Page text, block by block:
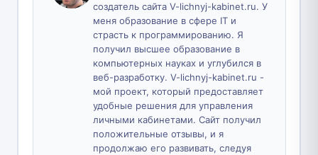
создатель сайта V-lichnyj-kabinet.ru. У
меня образование в сфере IT и
страсть к программированию. Я
получил высшее образование в
компьютерных науках и углубился в
веб-разработку. V-lichnyj-kabinet.ru -
мой проект, который предоставляет
удобные решения для управления
личными кабинетами. Сайт получил
положительные отзывы, и я
продолжаю его развивать, следуя